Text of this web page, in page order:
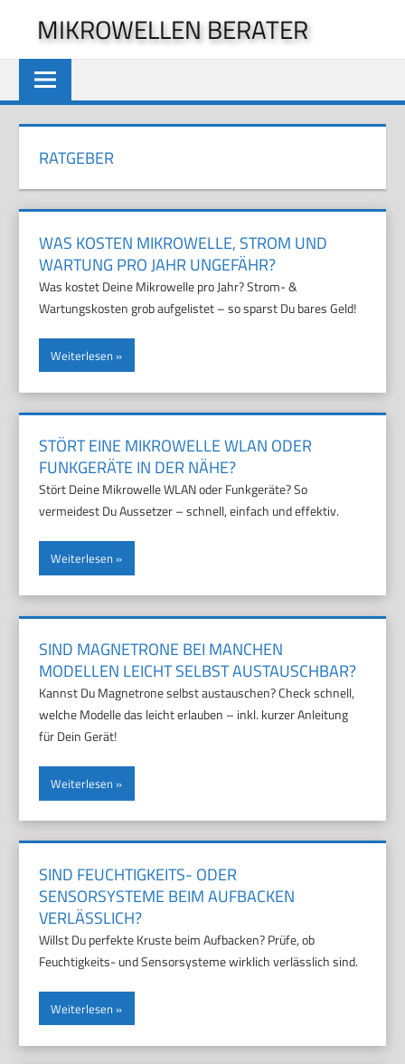
springen
MIKROWELLEN BERATER
RATGEBER
WAS KOSTEN MIKROWELLE, STROM UND
WARTUNG PRO JAHR UNGEFÄHR?
Was kostet Deine Mikrowelle pro Jahr? Strom- &
Wartungskosten grob aufgelistet – so sparst Du bares Geld!
Weiterlesen
STÖRT EINE MIKROWELLE WLAN ODER
FUNKGERÄTE IN DER NÄHE?
Stört Deine Mikrowelle WLAN oder Funkgeräte? So
vermeidest Du Aussetzer – schnell, einfach und effektiv.
Weiterlesen
SIND MAGNETRONE BEI MANCHEN
MODELLEN LEICHT SELBST AUSTAUSCHBAR?
Kannst Du Magnetrone selbst austauschen? Check schnell,
welche Modelle das leicht erlauben – inkl. kurzer Anleitung
für Dein Gerät!
Weiterlesen
SIND FEUCHTIGKEITS- ODER
SENSORSYSTEME BEIM AUFBACKEN
VERLÄSSLICH?
Willst Du perfekte Kruste beim Aufbacken? Prüfe, ob
Feuchtigkeits- und Sensorsysteme wirklich verlässlich sind.
Weiterlesen